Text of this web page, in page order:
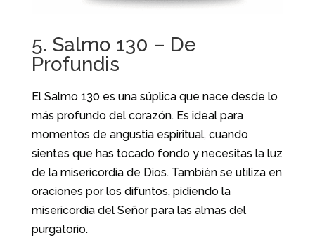
5. Salmo 130 – De
Profundis
El Salmo 130 es una súplica que nace desde lo
más profundo del corazón. Es ideal para
momentos de angustia espiritual, cuando
sientes que has tocado fondo y necesitas la luz
de la misericordia de Dios. También se utiliza en
oraciones por los difuntos, pidiendo la
misericordia del Señor para las almas del
purgatorio.